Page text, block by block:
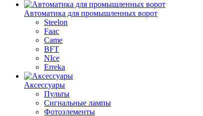
Автоматика для промышленных ворот
Steelon
Faac
Came
BFT
NIce
Erreka
Аксессуары
Пульты
Сигнальные лампы
Фотоэлементы